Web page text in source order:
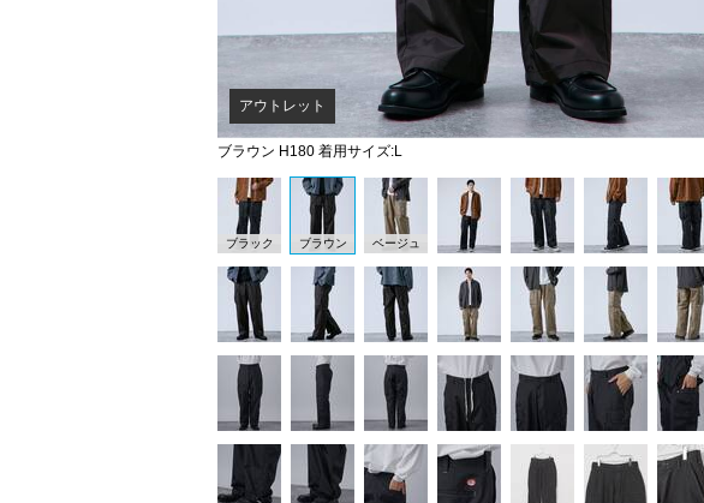
ブラウン H180 着用サイズ:L
アウトレット
ブラック ブラウン ベージュ